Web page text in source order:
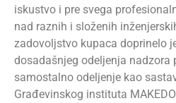
iskustvo i pre svega
nad raznih i složenih
zadovoljstvo kupaca doprinelo
dosadašnjeg odeljenja nadzora
samostalno odeljenje kao
Građevinskog instituta